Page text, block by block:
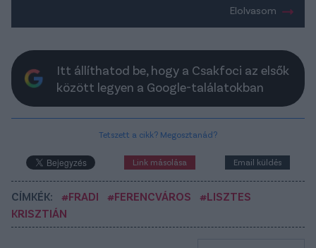
Elolvasom
Itt állíthatod be, hogy a Csakfoci az elsők
között legyen a Google-találatokban
Tetszett a cikk? Megosztanád?
Link másolása Email küldés
CÍMKÉK: #FRADI #FERENCVÁROS
#LISZTES
KRISZTIÁN